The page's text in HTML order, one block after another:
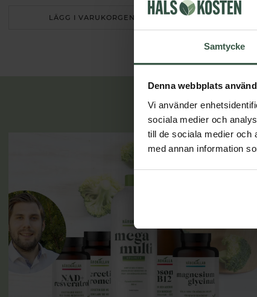
Samtycke
Denna webbplats
Vi använder
sociala medier och
till de sociala medier och
med annan information
LÄGG I VARUKORGEN LÄGG